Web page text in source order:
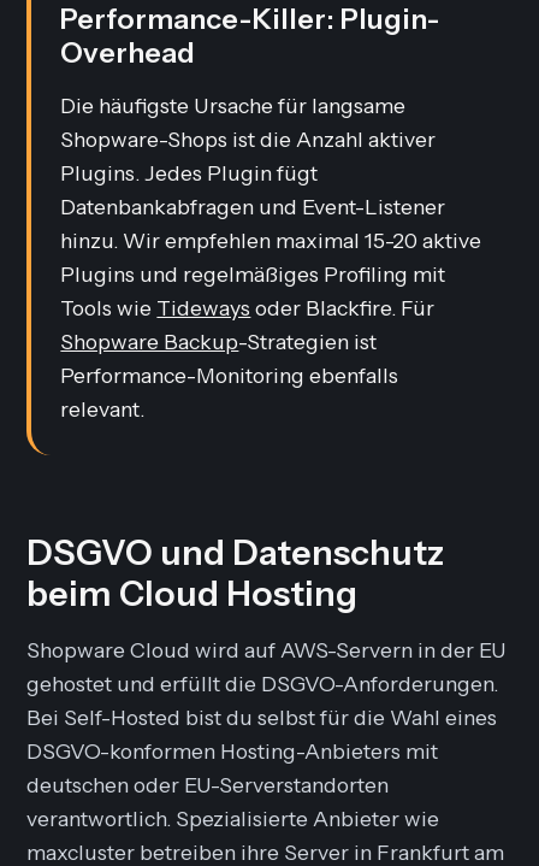
Performance-Killer: Plugin-
Overhead
Die häufigste Ursache für langsame
Shopware-Shops ist die Anzahl aktiver
Plugins. Jedes Plugin fügt
Datenbankabfragen und Event-Listener
hinzu. Wir empfehlen maximal 15-20 aktive
Plugins und regelmäßiges Profiling mit
Tools wie Tideways oder Blackfire. Für
Shopware Backup-Strategien ist
Performance-Monitoring ebenfalls
relevant.
DSGVO und Datenschutz
beim Cloud Hosting
Shopware Cloud wird auf AWS-Servern in der EU
gehostet und erfüllt die DSGVO-Anforderungen.
Bei Self-Hosted bist du selbst für die Wahl eines
DSGVO-konformen Hosting-Anbieters mit
deutschen oder EU-Serverstandorten
verantwortlich. Spezialisierte Anbieter wie
maxcluster betreiben ihre Server in Frankfurt am